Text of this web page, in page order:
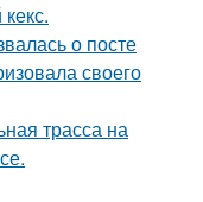
о посте
своего
трасса на